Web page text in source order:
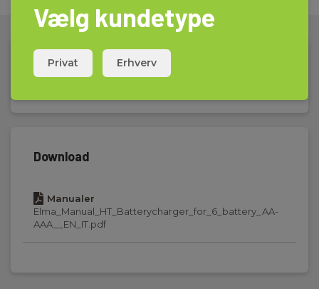
Tekniske Data
Download
Manualer
Elma_Manual_HT_Batterycharger_for_6_battery_AA-
AAA__EN_IT.pdf
Vælg kundetype
Privat Erhverv